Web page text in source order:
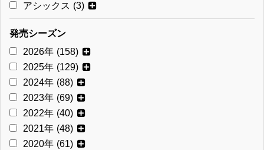
アシックス (3)
発売シーズン
2026年 (158)
2025年 (129)
2024年 (88)
2023年 (69)
2022年 (40)
2021年 (48)
2020年 (61)